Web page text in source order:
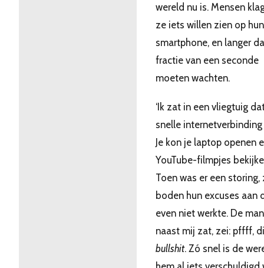
wereld nu is. Mensen
ze iets willen zien op hun
smartphone, en langer
fractie van een seconde
moeten wachten.
‘Ik zat in een vliegtuig
snelle internetverbinding
Je kon je laptop openen
YouTube-filmpjes
Toen was er een storing,
boden hun excuses aan
even niet werkte. De
naast mij zat, zei: pffff,
bullshit. Zó snel is de